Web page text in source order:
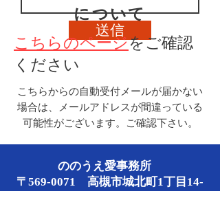
送信
について
こちらのページをご確認
ください
こちらからの自動受付メールが届かない
場合は、メールアドレスが間違っている
可能性がございます。ご確認下さい。
ののうえ愛事務所
〒569-0071 高槻市城北町1丁目14-